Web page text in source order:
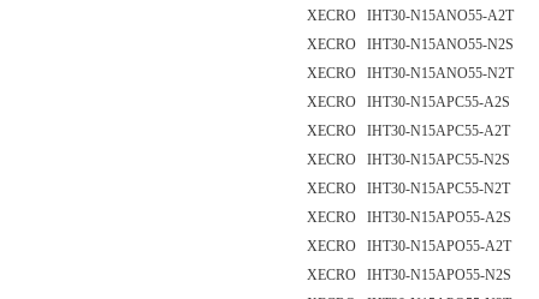
XECRO IHT30-N15ANO55-A2T
XECRO IHT30-N15ANO55-N2S
XECRO IHT30-N15ANO55-N2T
XECRO IHT30-N15APC55-A2S
XECRO IHT30-N15APC55-A2T
XECRO IHT30-N15APC55-N2S
XECRO IHT30-N15APC55-N2T
XECRO IHT30-N15APO55-A2S
XECRO IHT30-N15APO55-A2T
XECRO IHT30-N15APO55-N2S